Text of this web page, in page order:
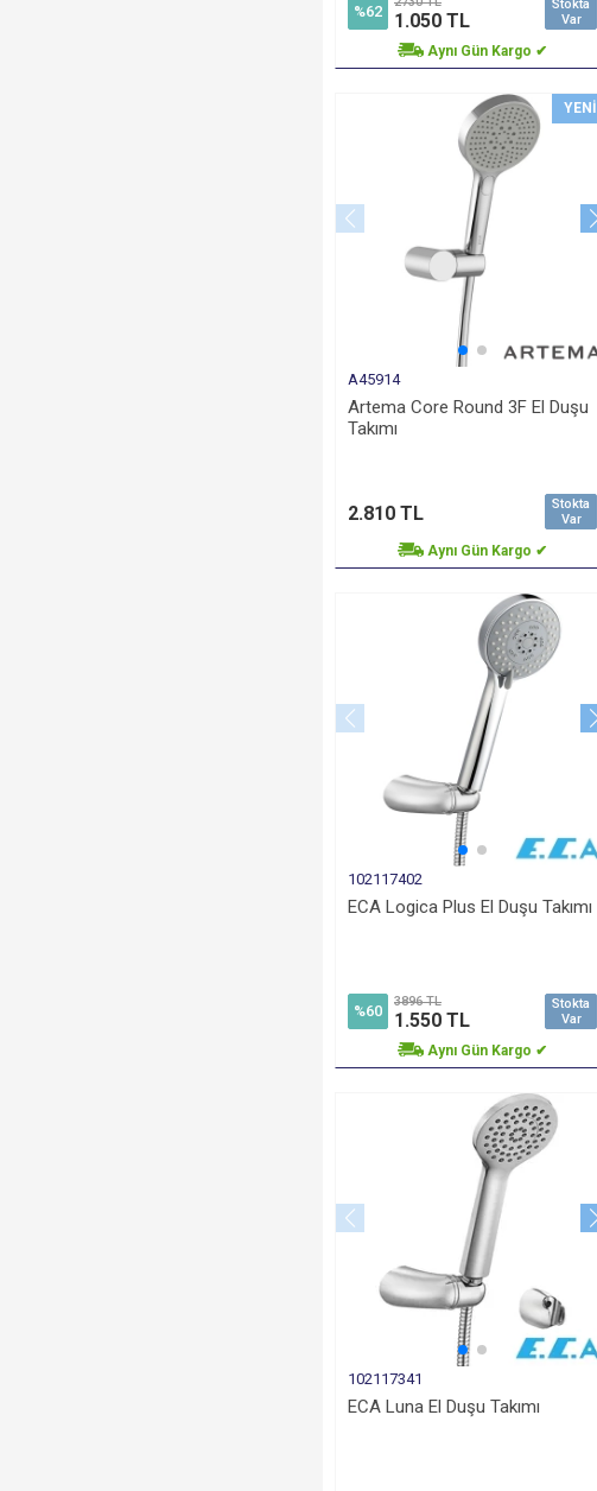
%62
Stokta
Var
1.050 TL
Aynı Gün Kargo ✔
YENI
A45914
Artema Core Round 3F El Duşu
Takımı
Stokta
Var
2.810 TL
Aynı Gün Kargo ✔
102117402
ECA Logica Plus El Duşu Takımı
%60
Stokta
Var
3896 TL
1.550 TL
Aynı Gün Kargo ✔
102117341
ECA Luna El Duşu Takımı